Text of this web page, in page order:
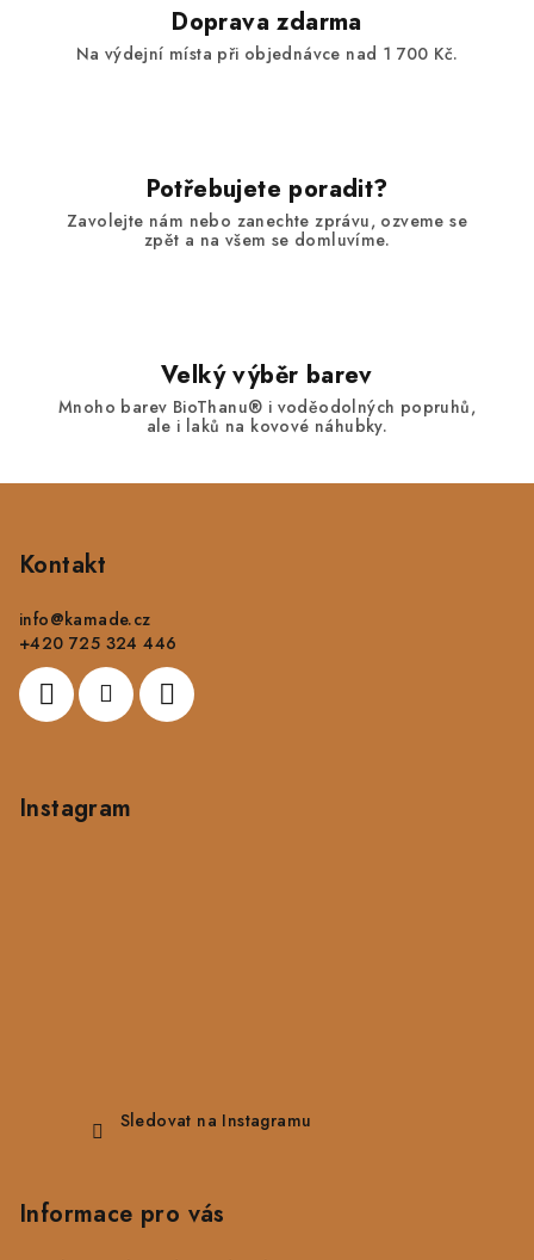
ý
p
i
Doprava zdarma
Na výdejní místa při objednávce nad 1 700 Kč.
Potřebujete poradit?
Zavolejte nám nebo zanechte zprávu, ozveme se
zpět a na všem se domluvíme.
Velký výběr barev
Mnoho barev BioThanu® i voděodolných popruhů,
ale i laků na kovové náhubky.
Kontakt
info@kamade.cz
+420 725 324 446
Instagram
Sledovat na Instagramu
Informace pro vás